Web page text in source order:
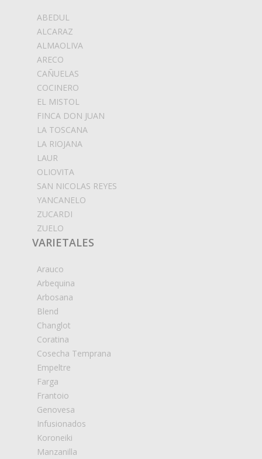
ABEDUL
ALCARAZ
ALMAOLIVA
ARECO
CAÑUELAS
COCINERO
EL MISTOL
FINCA DON JUAN
LA TOSCANA
LA RIOJANA
LAUR
OLIOVITA
SAN NICOLAS REYES
YANCANELO
ZUCARDI
ZUELO
VARIETALES
Arauco
Arbequina
Arbosana
Blend
Changlot
Coratina
Cosecha Temprana
Empeltre
Farga
Frantoio
Genovesa
Infusionados
Koroneiki
Manzanilla